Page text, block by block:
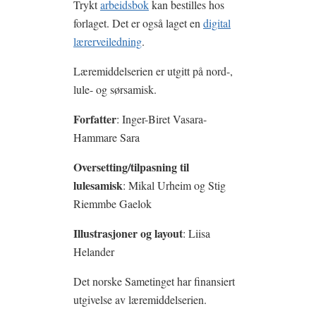
Tryktarbeidsbokkan bestilles hos
forlaget. Det er også laget en digital
lærerveiledning.
Læremiddelserien er utgitt på nord-,
lule- og sørsamisk.
Forfatter: Inger-Biret Vasara-
Hammare Sara
Oversetting/tilpasning til
lulesamisk: Mikal Urheim og Stig
Riemmbe Gaelok
Illustrasjoner og layout: Liisa
Helander
Det norske Sametinget har finansiert
utgivelse av læremiddelserien.